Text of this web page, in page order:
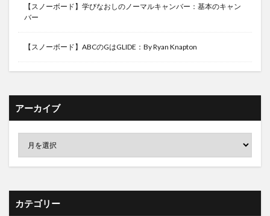
【スノーボード】学びなおしのノーマルキャンバー：基本のキャン
バー
【スノーボード】ABCのGはGLIDE：By Ryan Knapton
アーカイブ
カテゴリー